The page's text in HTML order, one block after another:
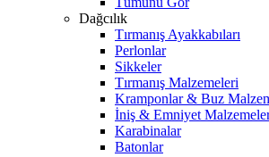
Dağcılık
Tırmanış Ayakkabıları
Perlonlar
Sikkeler
Tırmanış Malzemeleri
Kramponlar & Buz
İniş & Emniyet
Karabinalar
Batonlar